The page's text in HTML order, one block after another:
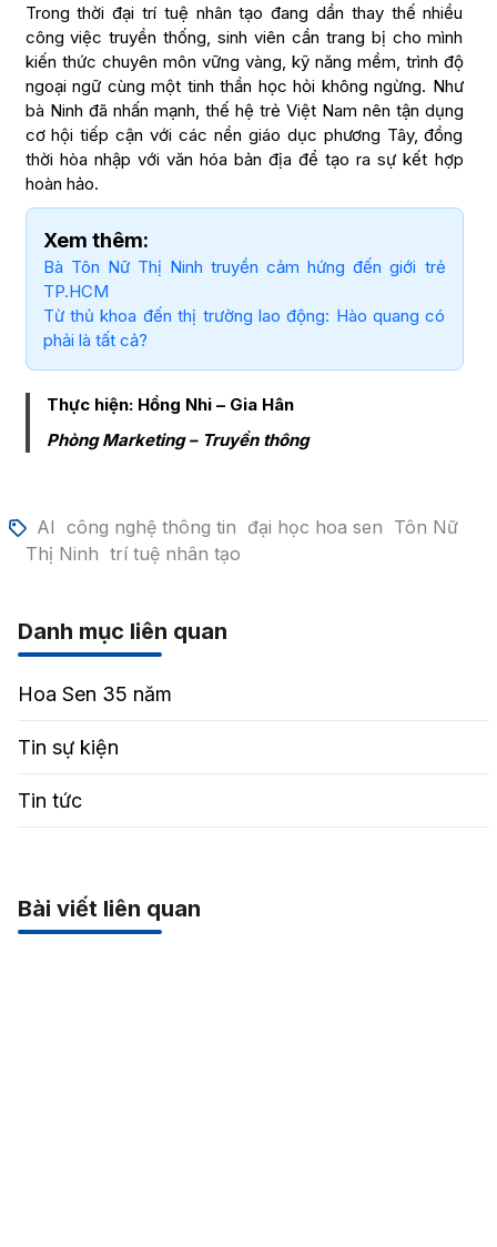
Trong thời đại trí tuệ nhân tạo đang dần thay thế nhiều
công việc truyền thống, sinh viên cần trang bị cho mình
kiến thức chuyên môn vững vàng, kỹ năng mềm, trình độ
ngoại ngữ cùng một tinh thần học hỏi không ngừng. Như
bà Ninh đã nhấn mạnh, thế hệ trẻ Việt Nam nên tận dụng
cơ hội tiếp cận với các nền giáo dục phương Tây, đồng
thời hòa nhập với văn hóa bản địa để tạo ra sự kết hợp
hoàn hảo.
Xem thêm:
Bà Tôn Nữ Thị Ninh truyền cảm hứng đến giới trẻ
TP.HCM
Từ thủ khoa đến thị trường lao động: Hào quang có
phải là tất cả?
Thực hiện: Hồng Nhi – Gia Hân
Phòng Marketing – Truyền thông
AI công nghệ thông tin đại học hoa sen Tôn Nữ
Thị Ninh trí tuệ nhân tạo
Danh mục liên quan
Hoa Sen 35 năm
Tin sự kiện
Tin tức
Bài viết liên quan